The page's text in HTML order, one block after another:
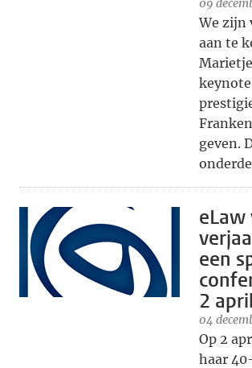
09
We zijn
aan te
geven.
een
2 april
04
Op 2
haar